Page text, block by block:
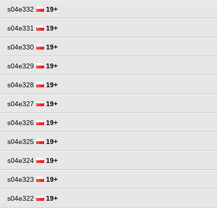
s04e332 19+
s04e331 19+
s04e330 19+
s04e329 19+
s04e328 19+
s04e327 19+
s04e326 19+
s04e325 19+
s04e324 19+
s04e323 19+
s04e322 19+